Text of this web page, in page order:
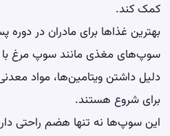
کمک کند.
بهترین غذاها برای مادران در دوره
سوپ‌های مغذی مانند سوپ مرغ
دلیل داشتن ویتامین‌ها، مواد
برای شروع هستند.
این سوپ‌ها نه تنها هضم راحتی